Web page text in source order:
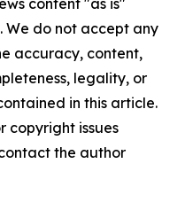
content "as is"
do not accept any
accuracy, content,
legality, or
in this article.
copyright issues
the author